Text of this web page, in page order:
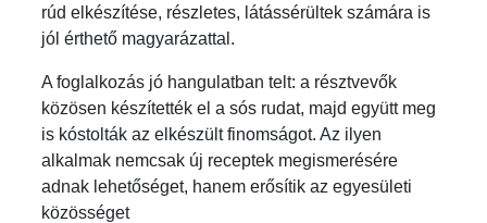
rúd elkészítése, részletes, látássérültek számára is
jól érthető magyarázattal.
A foglalkozás jó hangulatban telt: a résztvevők
közösen készítették el a sós rudat, majd együtt meg
is kóstolták az elkészült finomságot. Az ilyen
alkalmak nemcsak új receptek megismerésére
adnak lehetőséget, hanem erősítik az egyesületi
közösséget